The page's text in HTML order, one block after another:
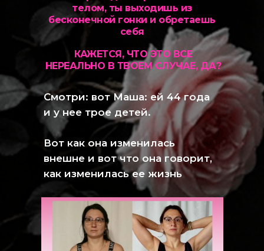
телом, ты выходишь из
бесконечной гонки и обретаешь
себя
КАЖЕТСЯ, ЧТО ЭТО ВСЕ
НЕРЕАЛЬНО В ТВОЕМ СЛУЧАЕ, ДА?
Смотри: вот Маша: ей 44 года
и у нее трое детей.
Вот как она изменилась
внешне и вот что она говорит,
как изменилась ее жизнь